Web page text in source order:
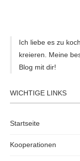
Ich liebe es zu
kreieren. Meine
Blog mit dir!
WICHTIGE LINKS
Startseite
Kooperationen